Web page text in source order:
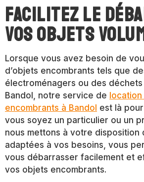
Facilitez le
vos objets
Lorsque vous avez besoin de
d’objets encombrants tels que
électroménagers ou des déchets
Bandol, notre service de
encombrants à Bandol est là
vous soyez un particulier ou un
nous mettons à votre disposition
adaptées à vos besoins, vous
vous débarrasser facilement et
vos objets encombrants.